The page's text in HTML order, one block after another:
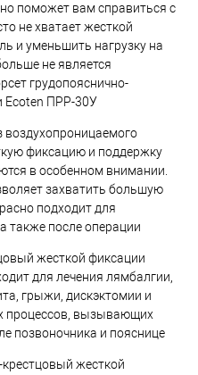
поможет вам справиться с
не хватает жесткой
и уменьшить нагрузку на
не является
грудопояснично-
Ecoten ПРР-30У
воздухопроницаемого
фиксацию и поддержку
в особенном внимании.
захватить большую
подходит для
также после операции
жесткой фиксации
для лечения лямбалгии,
грыжи, дискэктомии и
процессов, вызывающих
позвоночника и пояснице
крестцовый жесткой